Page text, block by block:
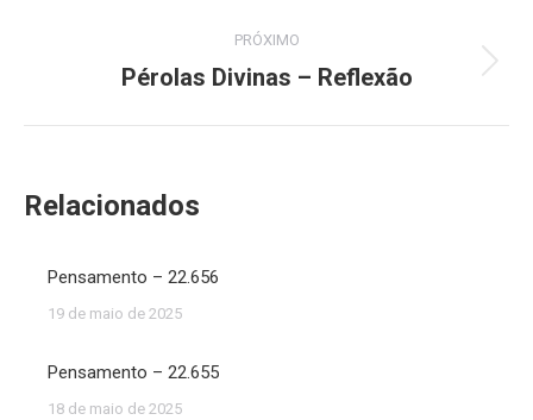
PRÓXIMO
Próximo
Pérolas Divinas – Reflexão
Relacionados
Pensamento – 22.656
19 de maio de 2025
Pensamento – 22.655
18 de maio de 2025